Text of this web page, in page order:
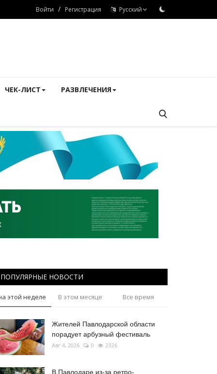
Войти / Регистрация Русский
ЧЕК-ЛИСТ РАЗВЛЕЧЕНИЯ
ПОПУЛЯРНЫЕ НОВОСТИ
этой неделе В этом месяце Все время
Жителей Павлодарской области
порадует арбузный фестиваль
Авг 4, 2026 0 2326
В Павлодаре из-за ретро-